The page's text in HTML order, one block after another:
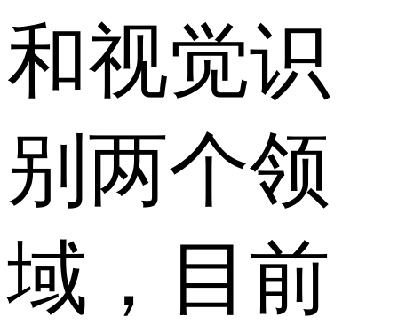
和视觉识
别两个领
域，目前